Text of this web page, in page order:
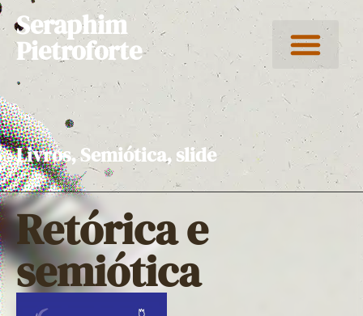
Seraphim
Pietroforte
Livros,Semiótica,slide
Retórica e
semiótica